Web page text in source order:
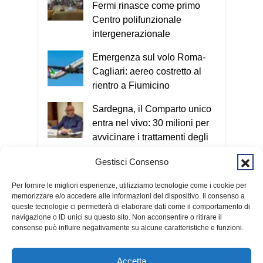
Gestisci Consenso
Per fornire le migliori esperienze, utilizziamo tecnologie come i cookie per
memorizzare e/o accedere alle informazioni del dispositivo. Il consenso a
queste tecnologie ci permetterà di elaborare dati come il comportamento di
navigazione o ID unici su questo sito. Non acconsentire o ritirare il
consenso può influire negativamente su alcune caratteristiche e funzioni.
Accetta
rapidamente la fiducia oppure chiede
soldi, dati personali o password. Se
riconosciamo anche solo uno di questi
elementi dobbiamo fermarci e riflettere.
Se i segnali sono due o più, è molto
probabile che si tratti di una truffa. In
questi casi bisogna contattare un
familiare o chiamare il 112.Oggi le
truffe arrivano sempre più spesso
anche attraverso il telefono e internet.
volto e può colpire in qualsiasi
termini tecnici, perché quello che conta
è capire il meccanismo: qualunque sia il
metodo utilizzato, l’obiettivo è sempre
entrare nella nostra vita e ottenere
denaro o informazioni personali. Per
questo invito tutti a scaricare
Fermi rinasce come primo
Centro polifunzionale
intergenerazionale
Emergenza sul volo Roma-
Cagliari: aereo costretto al
rientro a Fiumicino
Sardegna, il Comparto unico
entra nel vivo: 30 milioni per
avvicinare i trattamenti degli
bastonate in viale
Sant’Avendrace